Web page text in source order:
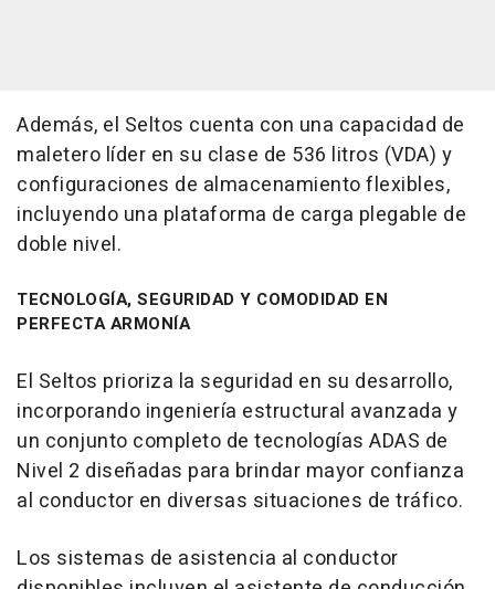
Además, el Seltos cuenta con una capacidad de
maletero líder en su clase de 536 litros (VDA) y
configuraciones de almacenamiento flexibles,
incluyendo una plataforma de carga plegable de
doble nivel.
TECNOLOGÍA, SEGURIDAD Y COMODIDAD EN
PERFECTA ARMONÍA
El Seltos prioriza la seguridad en su desarrollo,
incorporando ingeniería estructural avanzada y
un conjunto completo de tecnologías ADAS de
Nivel 2 diseñadas para brindar mayor confianza
al conductor en diversas situaciones de tráfico.
Los sistemas de asistencia al conductor